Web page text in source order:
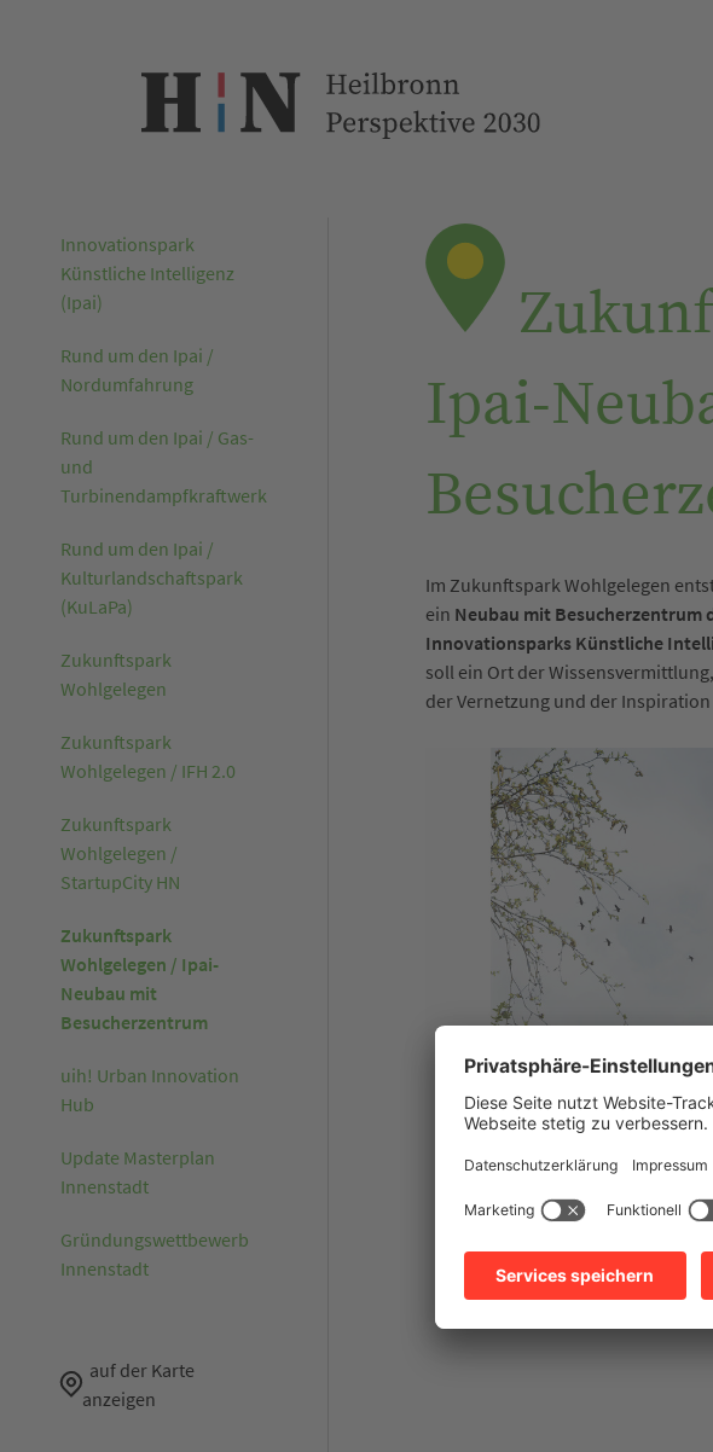
Innovationspark
Künstliche Intelligenz
(Ipai)
Rund um den Ipai /
Nordumfahrung
Rund um den Ipai / Gas-
und
Turbinendampfkraftwerk
Rund um den Ipai /
Kulturlandschaftspark
(KuLaPa)
Zukunftspark
Wohlgelegen
Zukunftspark
Wohlgelegen / IFH 2.0
Zukunftspark
Wohlgelegen /
StartupCity HN
Zukunftspark
Wohlgelegen / Ipai-
Neubau mit
Besucherzentrum
uih! Urban Innovation
Hub
Update Masterplan
Innenstadt
Gründungswettbewerb
Innenstadt
auf der Karte
anzeigen
Ipai-
Im Zukunftspark Wohlgelegen
ein Neubau mit Besucherzentrum
Innovationsparks Künstliche
soll ein Ort der
der Vernetzung und der